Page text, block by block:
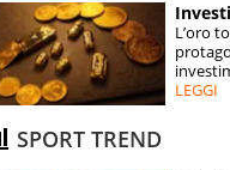
SPECIALI
ESPERTI
L’oro
LEGGI
SPORT TREND